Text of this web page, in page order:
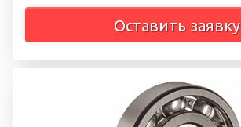
Оставить заявку